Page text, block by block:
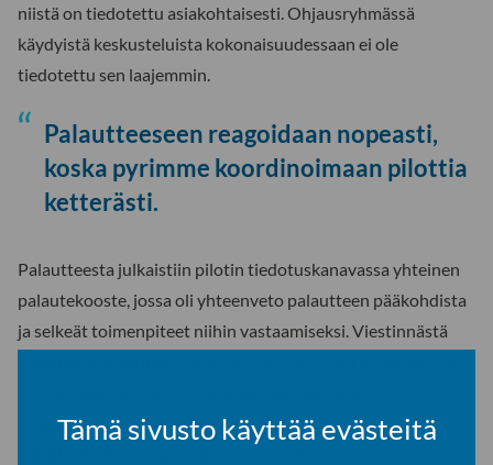
Tämä sivusto käyttää evästeitä
niistä on tiedotettu asiakohtaisesti. Ohjausryhmässä
käydyistä keskusteluista kokonaisuudessaan ei ole
tiedotettu sen laajemmin.
Palautteeseen reagoidaan nopeasti,
koska pyrimme koordinoimaan pilottia
ketterästi.
Palautteesta julkaistiin pilotin tiedotuskanavassa yhteinen
palautekooste, jossa oli yhteenveto palautteen pääkohdista
ja selkeät toimenpiteet niihin vastaamiseksi. Viestinnästä
ohjausryhmäkokouksesta alkaen: 1) laadimme jatkossa